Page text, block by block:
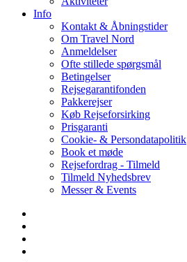
Info
Kontakt & Åbningstider
Om Travel Nord
Anmeldelser
Ofte stillede spørgsmål
Betingelser
Rejsegarantifonden
Pakkerejser
Køb Rejseforsirking
Prisgaranti
Cookie- & Persondatapolitik
Book et møde
Rejsefordrag - Tilmeld
Tilmeld Nyhedsbrev
Messer & Events